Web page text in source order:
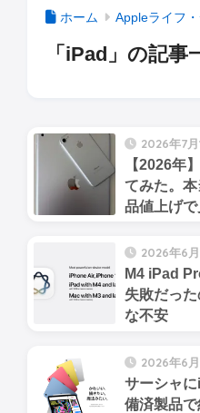
ホーム Appleライフ
「iPad」の記事
2026年7月
【2026年
てみた。
品値上げ
2026年6月
M4 iPad
失敗だっ
な不安
2026年6月
サーシャ
備済製品